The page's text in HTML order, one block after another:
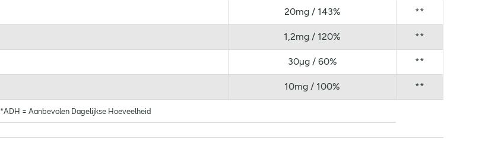
20mg / 143% **
1,2mg / 120% **
30µg / 60% **
10mg / 100% **
*ADH = Aanbevolen Dagelijkse Hoeveelheid